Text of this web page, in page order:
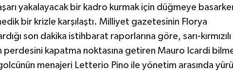
yakalayacak bir kadro kurmak için düğmeye
bir krizle karşılaştı. Milliyet gazetesinin Florya
son dakika istihbarat raporlarına göre, sarı-kırmızılı
perdesini kapatma noktasına getiren Mauro Icardi
menajeri Letterio Pino ile yönetim arasında